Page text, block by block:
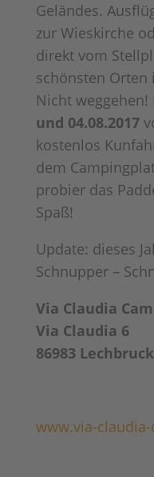
Geländes.
zur Wieskirche
direkt vom
schönsten Orten
Nicht
und 04.08.2017
kostenlos
dem
probier das
Spaß!
Update: dieses
Schnupper –
Via Claudia
Via Claudia 6
86983
www.via-